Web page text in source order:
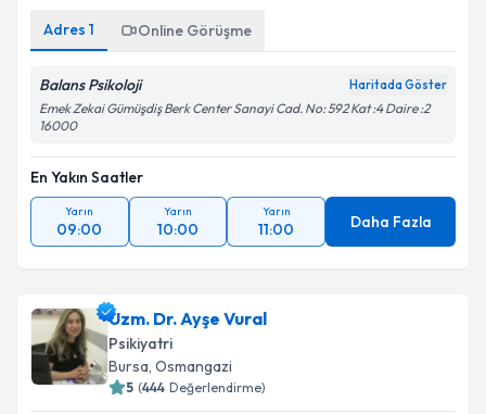
Adres 1 Online Görüşme
Balans Psikoloji Haritada Göster
Emek Zekai Gümüşdiş Berk Center Sanayi Cad. No: 592 Kat :4 Daire :2
16000
En Yakın Saatler
Yarın
09:00
Yarın
10:00
Yarın
11:00 Daha Fazla
Uzm. Dr. Ayşe Vural
Psikiyatri
Bursa, Osmangazi
5 (444 Değerlendirme)